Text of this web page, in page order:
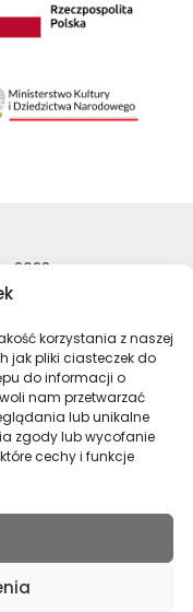
korzystania z naszej
jak pliki ciasteczek do
do informacji o
nam przetwarzać
lub unikalne
zgody lub wycofanie
cechy i funkcje
2023
Państwowe w
Archiwa Państwowe
Profil Archiwa
Profil Archiwa